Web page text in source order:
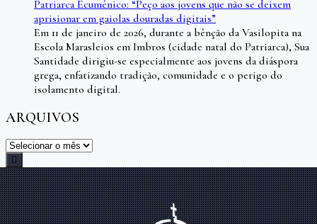
Patriarca Ecumênico: “Peço aos jovens que não se deixem
aprisionar em gaiolas douradas digitais”
Em 11 de janeiro de 2026, durante a bênção da Vasilopita na
Escola Marasleios em Imbros (cidade natal do Patriarca), Sua
Santidade dirigiu-se especialmente aos jovens da diáspora
grega, enfatizando tradição, comunidade e o perigo do
isolamento digital.
ARQUIVOS
Arquivos
Rolar
até
o
topo